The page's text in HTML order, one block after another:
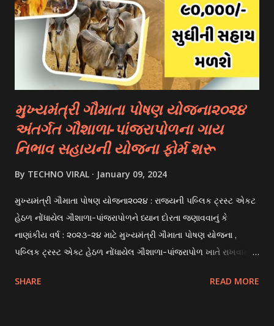
on academic merit, talent, or specific criteria set by the
university. 3. Private Scholarships: Various private
organizations, foundations, and corporations offer
scholarships to students for studying abroad. These
scholarships can be based on different criter...
મુખ્યમંત્રી ગૌમાતા પોષણ યોજના૨૦૨૪
અંતર્ગત ગૌશાળા-પાંજરાપોળના ગાય
નિભાવ સહાયની યોજના ફોર્મ શરૂ
By TECHNO VIRAL January 09, 2024
મુખ્યમંત્રી ગૌમાતા પોષણ યોજના૨૦૨૪ : રાજયની પબ્લિક ટ્રસ્ટ એકટ
હેઠળ નોંધાયેલ ગૌશાળા-પાંજરાપોળને ધ્યાન દોરતા જણાવવાનું કે
નાણાંકીય વર્ષ : ૨૦૨૩-૨૪ માટે મુખ્યમંત્રી ગૌમાતા પોષણ યોજના ,
પબ્લિક ટ્રસ્ટ એક્ટ હેઠળ નોંધાયેલ ગૌશાળા-પાંજરાપોળ ખાતે રાખવામાં
આઈ-ખેડુત પોર્ટલ પર મુકવામાં આવેલ છે. યોજનાના ઠરાવ તેમજ શરતો
SHARE READ MORE